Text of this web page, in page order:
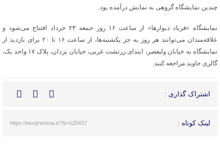
چندین نمایشگاه گروهی به نمایش درآمده بود.
نمایشگاه «فریاد دیوارها» از ساعت ۱۶ روز جمعه ۲۳ خرداد افتتاح می‌شود و
علاقه‌مندان می‌توانند هر روز به جز یکشنبه‌ها، از ساعت ۱۶ تا ۲۰ برای بازدید از
نمایشگاه به خیابان ولیعصر، ابتدای زرتشت غربی، خیابان یزدان، پلاک ۱۷ واحد یک،
گالری جاوید مراجعه کنند.
اشتراک گذاری :
لینک کوتاه : https://eexpressna.ir/?p=125437